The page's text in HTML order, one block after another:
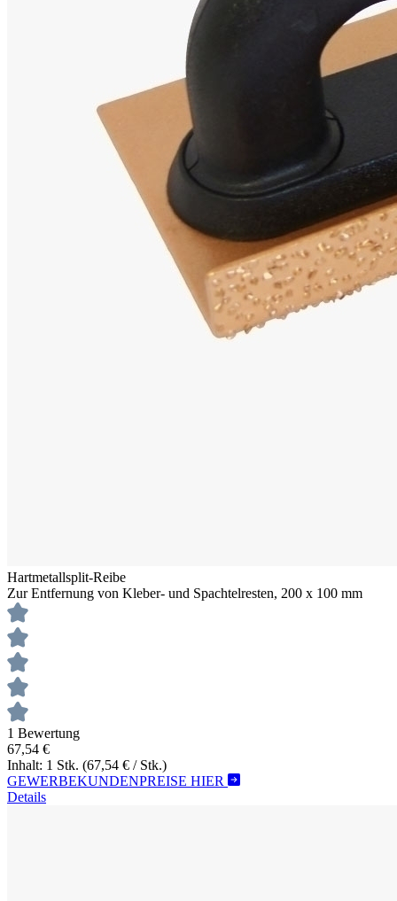
Hartmetallsplit-Reibe
Zur Entfernung von Kleber- und Spachtelresten, 200 x 100 mm
1 Bewertung
67,54 €
Inhalt: 1 Stk. (67,54 € / Stk.)
GEWERBEKUNDENPREISE HIER
Details